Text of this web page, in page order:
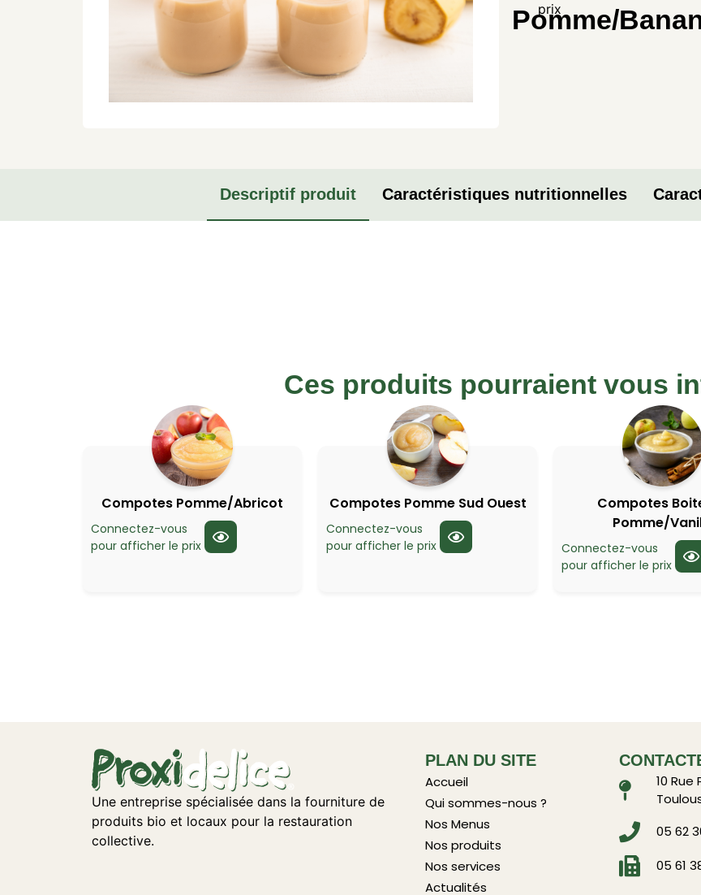
Pomme/
prix
Descriptif produit Caractéristiques nutritionnelles
Ces produits pourraient vous
Compotes Pomme/Abricot
Connectez-vous
pour afficher le prix
Compotes Pomme Sud Ouest
Connectez-vous
pour afficher le prix
Compotes
Pomme/
Connectez-vous
pour afficher le prix
Une entreprise spécialisée dans la fourniture de
produits bio et locaux pour la restauration
collective.
PLAN DU SITE
Accueil
Qui sommes-nous ?
Nos Menus
Nos produits
Nos services
Actualités
10 Rue
05 62
05 61